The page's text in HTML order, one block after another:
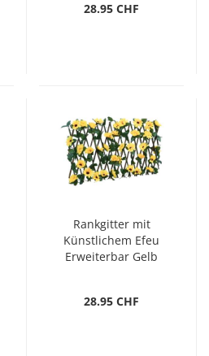
28.95 CHF
Rankgitter mit
Künstlichem Efeu
Erweiterbar Gelb
28.95 CHF